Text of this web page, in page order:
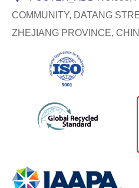
COMMUNITY, DATANG
ZHEJIANG PROVINCE,